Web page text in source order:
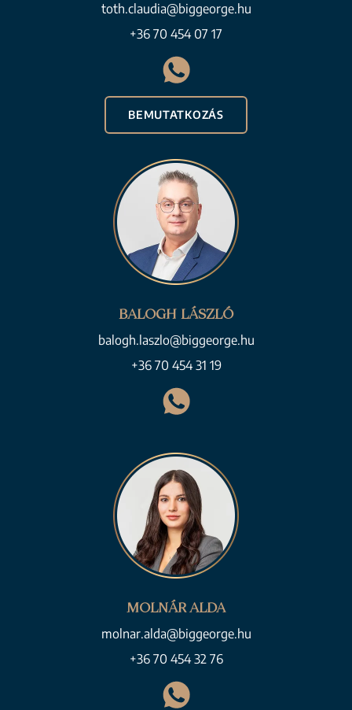
toth.claudia@biggeorge.hu
+36 70 454 07 17
BEMUTATKOZÁS
BALOGH LÁSZLÓ
balogh.laszlo@biggeorge.hu
+36 70 454 31 19
MOLNÁR ALDA
molnar.alda@biggeorge.hu
+36 70 454 32 76